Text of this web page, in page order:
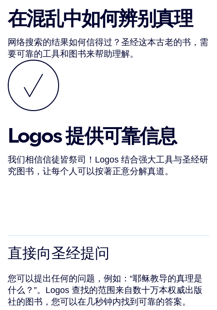
在混乱中如何辨别真理
网络搜索的结果如何信得过？圣经这本古老的书，需
要可靠的工具和图书来帮助理解。
Logos 提供可靠信息
我们相信信徒皆祭司！Logos 结合强大工具与圣经研
究图书，让每个人可以按著正意分解真道。
直接向圣经提问
您可以提出任何的问题，例如：“耶稣教导的真理是
什么？”。Logos 查找的范围来自数十万本权威出版
社的图书，您可以在几秒钟内找到可靠的答案。